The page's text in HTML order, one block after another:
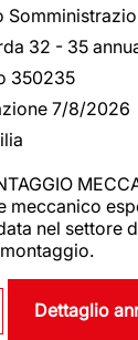
32 - 35
350235
7/8/2026
meccanico
nel settore
Dettaglio